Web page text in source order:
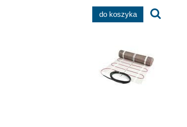
do koszyka